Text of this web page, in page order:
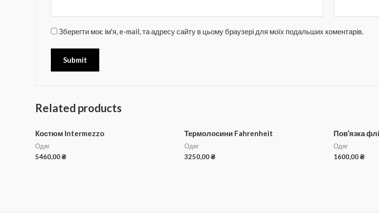
Зберегти моє ім'я, e-mail, та адресу сайту в цьому браузері для моїх подальших коментарів.
Related products
Костюм Intermezzo
Одяг
5460,00₴
Термолосини Fahrenheit
Одяг
3250,00₴
Пов’язка
Одяг
1600,00₴